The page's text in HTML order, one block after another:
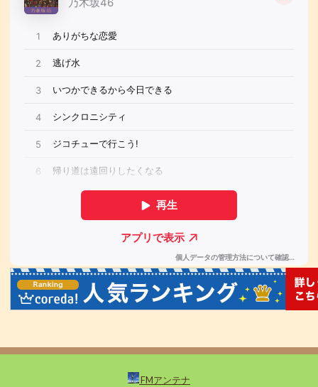
FMアンテナ